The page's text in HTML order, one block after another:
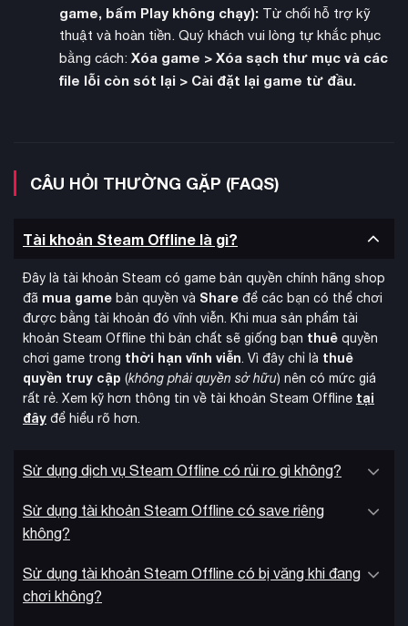
công viên – từ mức độ sạch sẽ, độ thú vị của cầu trượt, đến
chất lượng thức ăn và tiện nghi. Khách càng hài lòng, đánh
giá càng cao. Giữ họ hài lòng và họ sẽ ở lại lâu hơn, chi tiêu
nhiều hơn và muốn quay lại.
game, bấm Play không chạy):Từ chối hỗ trợ kỹ
thuật và hoàn tiền. Quý khách vui lòng tự khắc phục
bằng cách: Xóa game > Xóa sạch thư mục và các
file lỗi còn sót lại > Cài đặt lại game từ đầu.
CÂU HỎI THƯỜNG GẶP (FAQS)
Tài khoản Steam Offline là gì?
Đây là tài khoản Steam có game bản quyền chính hãng shop
đã mua game bản quyền và Share để các bạn có thể chơi
được bằng tài khoản đó vĩnh viễn. Khi mua sản phẩm tài
khoản Steam Offline thì bản chất sẽ giống bạn thuê quyền
chơi game trong thời hạn vĩnh viễn. Vì đây chỉ là thuê
quyền truy cập (không phải quyền sở hữu) nên có mức giá
rất rẻ. Xem kỹ hơn thông tin về tài khoản Steam Offline tại
đây để hiểu rõ hơn.
Sử dụng dịch vụ Steam Offline có rủi ro gì không?
Sử dụng tài khoản Steam Offline có save riêng
không?
Sử dụng tài khoản Steam Offline có bị văng khi đang
chơi không?